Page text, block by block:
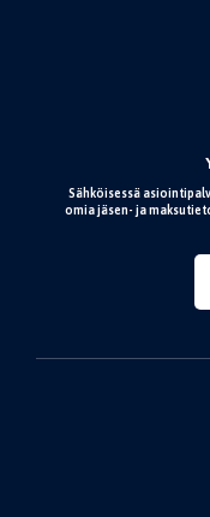
Sähköisessä
omia jäsen- ja